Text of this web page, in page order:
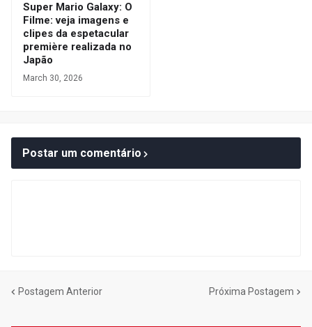
Super Mario Galaxy: O
Filme: veja imagens e
clipes da espetacular
première realizada no
Japão
March 30, 2026
Postar um comentário
Postagem Anterior Próxima Postagem